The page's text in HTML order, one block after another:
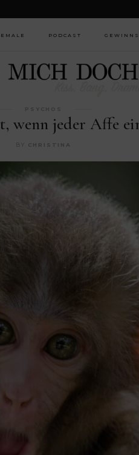
PODCAST
SPOTIFY
APPLE
PODCASTS
GOOGLE
RADIOPUBLIC
PSYCHOS
wenn jeder Affe
BY CHRISTINA